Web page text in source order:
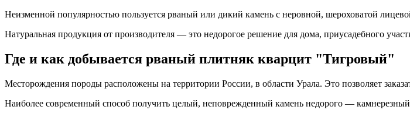
Неизменной популярностью пользуется рваный или дикий камень с неровной, шероховатой
Натуральная продукция от производителя — это недорогое решение для дома, приусадебного
Где и как добывается рваный плитняк кварцит "Тигровый"
Месторождения породы расположены на территории России, в области Урала. Это позволяет
Наиболее современный способ получить целый, неповрежденный камень недорого —